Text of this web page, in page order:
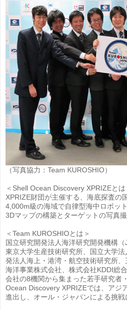
（写真協力：Team KUROSHIO）
＜Shell Ocean Discovery XPRIZEとは
XPRIZE財団が主催する、海底探査の
4,000m級の海域で自律型海中ロボッ
3Dマップの構築とターゲットの写真
＜Team KUROSHIOとは＞
国立研究開発法人海洋研究開発機構
東京大学生産技術研究所、国立大学
発法人海上・港湾・航空技術研究所
海洋事業株式会社、株式会社KDDI総
会社の8機関から集まった若手研究者
Ocean Discovery XPRIZEでは、アジ
進出し、オール・ジャパンによる挑戦